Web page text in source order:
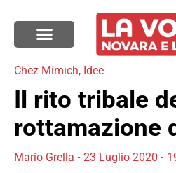
Chez Mimich, Idee
Il rito tribale
rottamazione
Mario Grella 23 Luglio 2020